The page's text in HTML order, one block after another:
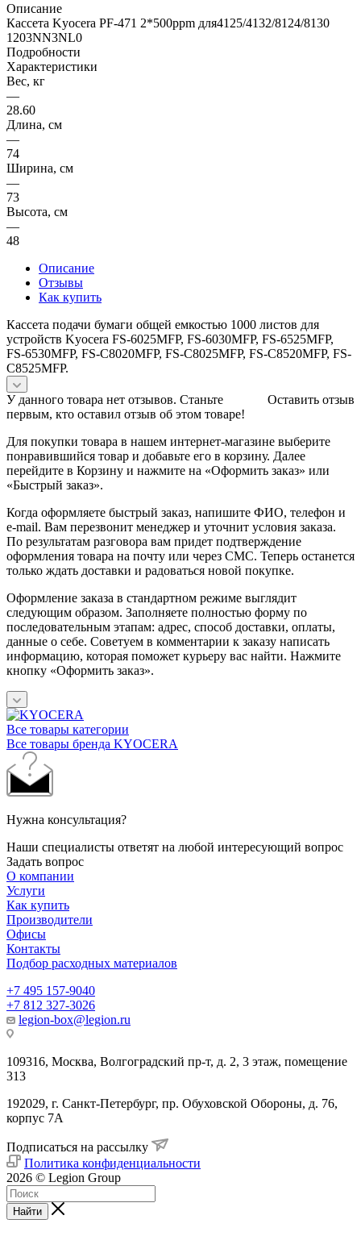
Описание
Кассета Kyocera PF-471 2*500ppm для4125/4132/8124/8130
1203NN3NL0
Подробности
Характеристики
Вес, кг
—
28.60
Длина, см
—
74
Ширина, см
—
73
Высота, см
—
48
Описание
Отзывы
Как купить
Кассета подачи бумаги общей емкостью 1000 листов для
устройств Kyocera FS-6025MFP, FS-6030MFP, FS-6525MFP,
FS-6530MFP, FS-C8020MFP, FS-C8025MFP, FS-C8520MFP, FS-
C8525MFP.
Оставить отзыв
У данного товара нет отзывов. Станьте
первым, кто оставил отзыв об этом товаре!
Для покупки товара в нашем интернет-магазине выберите
понравившийся товар и добавьте его в корзину. Далее
перейдите в Корзину и нажмите на «Оформить заказ» или
«Быстрый заказ».
Когда оформляете быстрый заказ, напишите ФИО, телефон и
e-mail. Вам перезвонит менеджер и уточнит условия заказа.
По результатам разговора вам придет подтверждение
оформления товара на почту или через СМС. Теперь останется
только ждать доставки и радоваться новой покупке.
Оформление заказа в стандартном режиме выглядит
следующим образом. Заполняете полностью форму по
последовательным этапам: адрес, способ доставки, оплаты,
данные о себе. Советуем в комментарии к заказу написать
информацию, которая поможет курьеру вас найти. Нажмите
кнопку «Оформить заказ».
Все товары категории
Все товары бренда KYOCERA
Нужна консультация?
Наши специалисты ответят на любой интересующий вопрос
Задать вопрос
О компании
Услуги
Как купить
Производители
Офисы
Контакты
Подбор расходных материалов
+7 495 157-9040
+7 812 327-3026
legion-box@legion.ru
109316, Москва, Волгоградский пр-т, д. 2, 3 этаж, помещение
313
192029, г. Санкт-Петербург, пр. Обуховской Обороны, д. 76,
корпус 7А
Подписаться на рассылку
Политика конфиденциальности
2026 © Legion Group
Найти